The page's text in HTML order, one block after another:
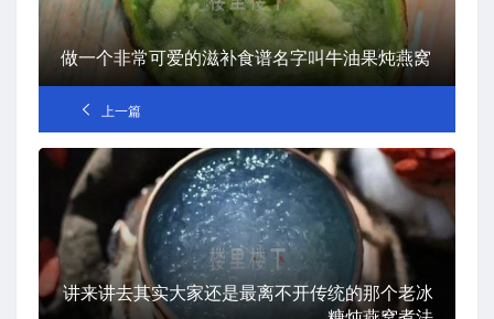
做一个非常可爱的滋补食谱名字叫牛油果炖燕窝
上一篇
讲来讲去其实大家还是最离不开传统的那个老冰